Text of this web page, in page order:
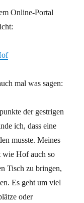
Online-Portal
mal was sagen:
der gestrigen
ich, dass eine
musste. Meines
wie Hof auch so
Tisch zu bringen,
Es geht um viel
oder